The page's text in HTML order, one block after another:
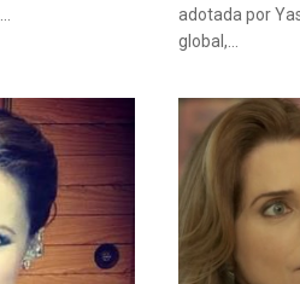
adotada por
global,…